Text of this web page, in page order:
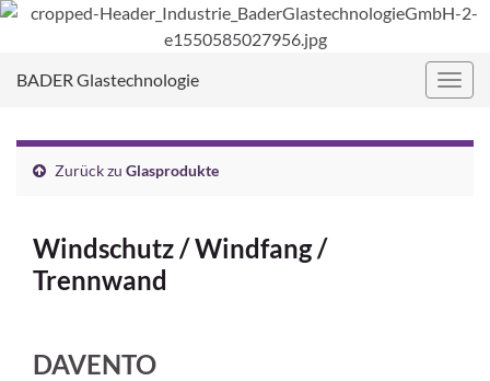
BADER Glastechnologie
Zurück zu Glasprodukte
Windschutz / Windfang /
Trennwand
DAVENTO